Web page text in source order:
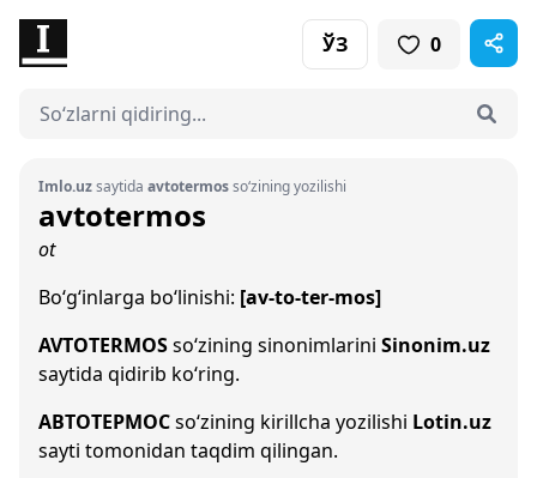
ЎЗ 0
Imlo.uzsaytida avtotermosso‘zining yozilishi
avtotermos
ot
Bo‘g‘inlarga bo‘linishi: [av-to-ter-mos]
AVTOTERMOSso‘zining sinonimlarini Sinonim.uz
saytida qidirib ko‘ring.
АВТОТЕРМОСso‘zining kirillcha yozilishi Lotin.uz
sayti tomonidan taqdim qilingan.